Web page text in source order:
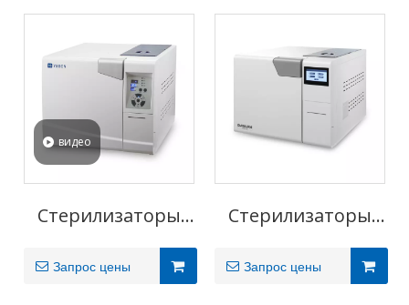
видео
Стерилизаторы
Basic-Series
Запрос цены
Стерилизаторы
Daslav S (18/23L)
Запрос цены